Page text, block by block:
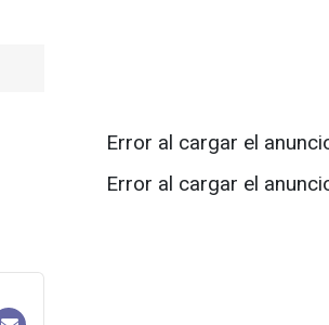
Error al cargar el
Error al cargar el